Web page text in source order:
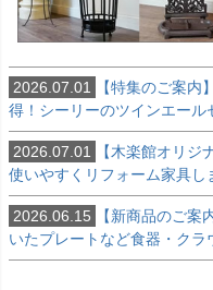
2026.07.01
【特集のご案
得！シーリーのツインエール
2026.07.01
【木楽館オリ
使いやすくリフォーム家具し
2026.06.15
【新商品のご
いたプレートなど食器・クラ